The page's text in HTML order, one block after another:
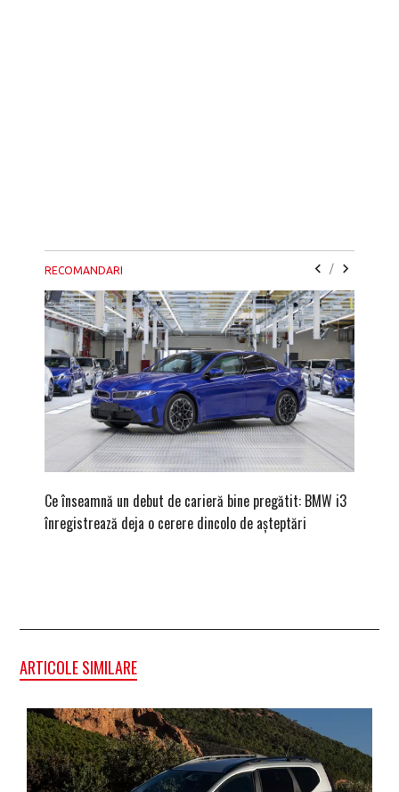
RECOMANDARI /
Ce înseamnă un debut de carieră bine pregătit: BMW i3
înregistrează deja o cerere dincolo de așteptări
ARTICOLE SIMILARE